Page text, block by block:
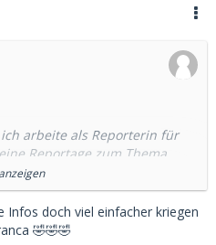
arbeite als Reporterin für
Reportage zum Thema
der Suche nach Sugar Babes,
Erfahrungen erzählen
Wunsch auch anonym möglich
eine
doch viel einfacher kriegen
🤣🤣🤣